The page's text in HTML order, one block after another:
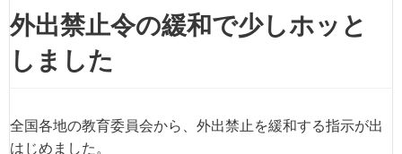
外出禁止令の緩和で少しホッと
しました
全国各地の教育委員会から、外出禁止を緩和する指示が出
はじめました。